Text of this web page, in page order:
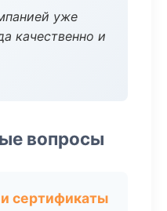
уже
качественно и
вопросы
сертификаты